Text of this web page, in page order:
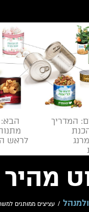
: המדריך
הבא
לראש
מהיר
/ עציצים ממותגים